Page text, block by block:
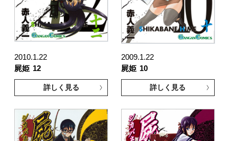
2010.1.22
屍姫 12
詳しく見る
2009.1.22
屍姫 10
詳しく見る